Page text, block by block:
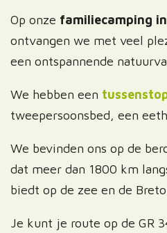
Op onze familiecamping
ontvangen we met veel
een ontspannende
We hebben een
tweepersoonsbed, een
We bevinden ons op de
dat meer dan 1800 km
biedt op de zee en de
Je kunt je route op de GR